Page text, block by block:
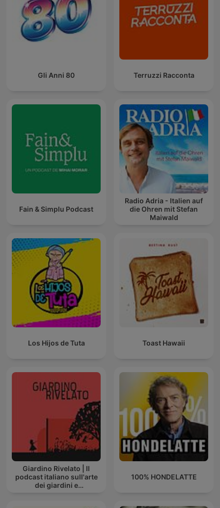
Gli Anni 80 Terruzzi Racconta
Fain & Simplu Podcast
Radio Adria - Italien auf
die Ohren mit Stefan
Maiwald
Los Hijos de Tuta Toast Hawaii
Giardino Rivelato | Il
podcast italiano sull'arte
dei giardini e
100% HONDELATTE